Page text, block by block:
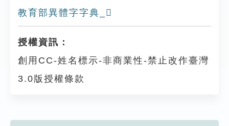
教育部異體字字典_𡘄
授權資訊：
創用CC-姓名標示-非商業性-禁止改作臺灣
3.0版授權條款